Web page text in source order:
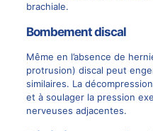
brachiale.
Bombement discal
Même en l’absence de
protrusion) discal peut
similaires. La
et à soulagerla pression
nerveuses adjacentes.